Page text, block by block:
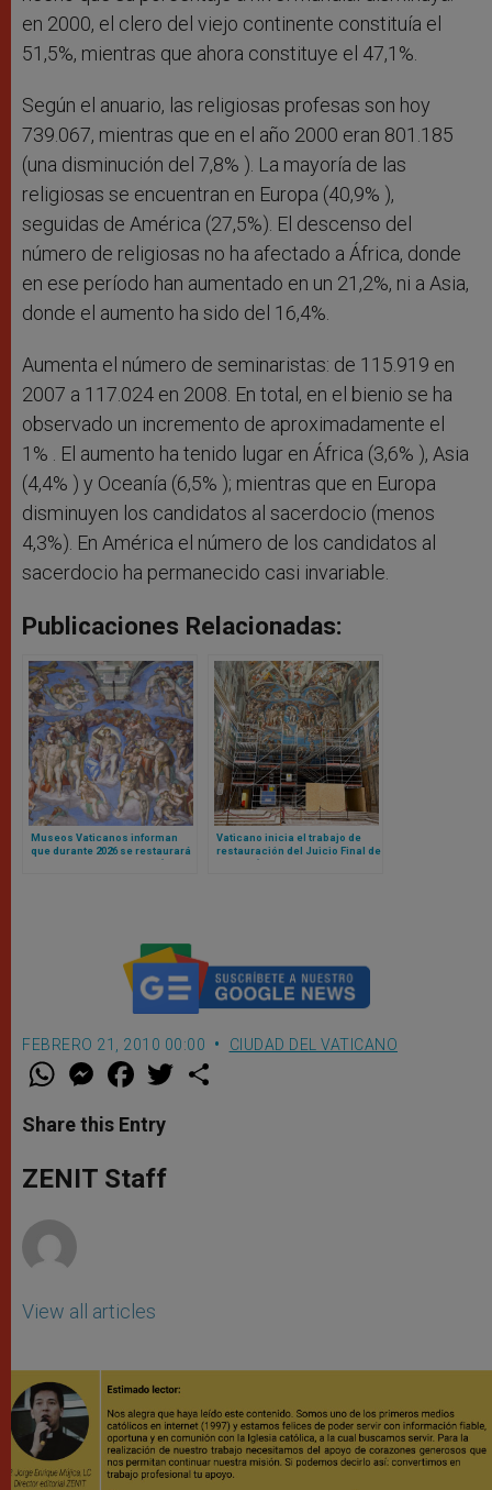
en 2000, el clero del viejo continente constituía el
51,5%, mientras que ahora constituye el 47,1%.
Según el anuario, las religiosas profesas son hoy
739.067, mientras que en el año 2000 eran 801.185
(una disminución del 7,8% ). La mayoría de las
religiosas se encuentran en Europa (40,9% ),
seguidas de América (27,5%). El descenso del
número de religiosas no ha afectado a África, donde
en ese período han aumentado en un 21,2%, ni a Asia,
donde el aumento ha sido del 16,4%.
Aumenta el número de seminaristas: de 115.919 en
2007 a 117.024 en 2008. En total, en el bienio se ha
observado un incremento de aproximadamente el
1% . El aumento ha tenido lugar en África (3,6% ), Asia
(4,4% ) y Oceanía (6,5% ); mientras que en Europa
disminuyen los candidatos al sacerdocio (menos
4,3%). En América el número de los candidatos al
sacerdocio ha permanecido casi invariable.
Publicaciones Relacionadas:
Museos Vaticanos informan
que durante 2026 se restaurará
el Juicio Final de Miguel Ángel
Vaticano inicia el trabajo de
restauración del Juicio Final de
Miguel Ángel en Capilla Sixtina
FEBRERO 21, 2010 00:00 CIUDAD DEL VATICANO
W
t
s
p
p
M
e
s
e
g
e
F
a
e
b
o
k
w
Share this Entry
ZENIT Staff
View all articles